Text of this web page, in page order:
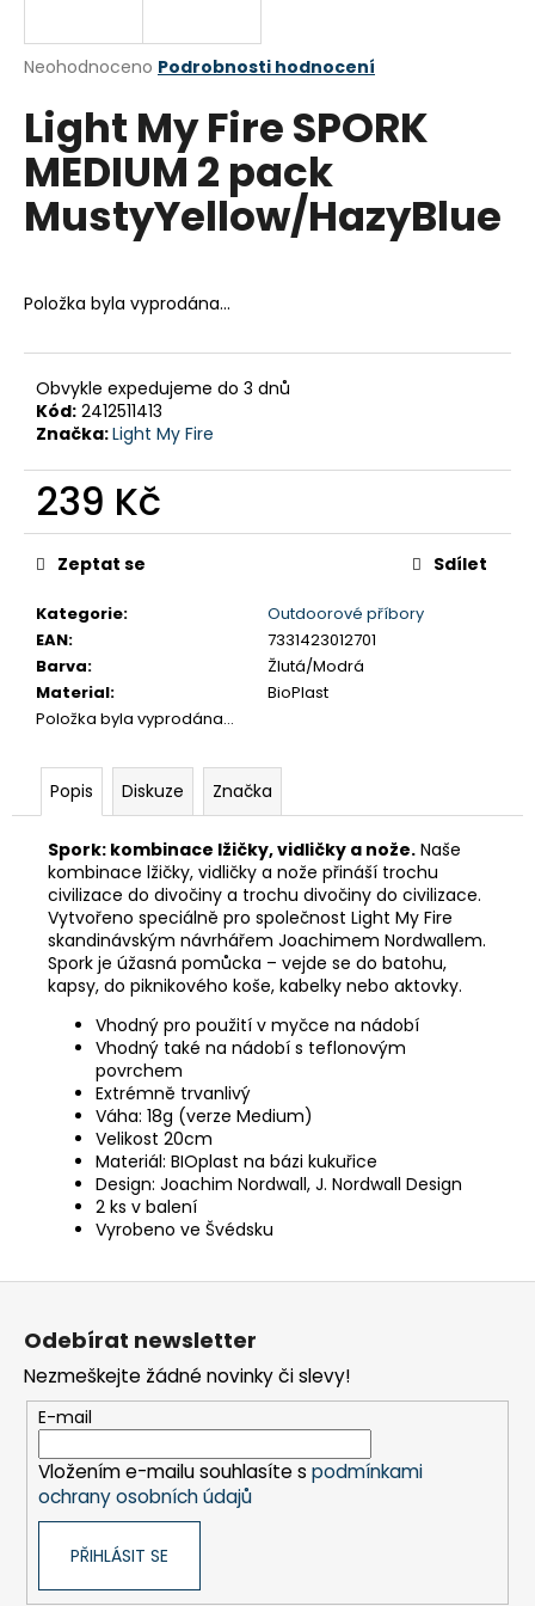
Průměrné
produktu
je
0,0
5
hvězdiček.
Neohodnoceno Podrobnosti hodnocení
Light My Fire SPORK
MEDIUM 2 pack
MustyYellow/HazyBlue
Položka byla vyprodána…
Obvykle expedujeme do 3 dnů
Kód: 2412511413
Značka:Light My Fire
239 Kč
Měrná
cena:
Kategorie:
Outdoorové příbory
EAN:
7331423012701
Barva:
Žlutá/Modrá
Material:
BioPlast
Položka byla vyprodána…
Zeptat se Sdílet
Popis Diskuze Značka
Spork: kombinace lžičky, vidličky a nože. Naše
kombinace lžičky, vidličky a nože přináší trochu
civilizace do divočiny a trochu divočiny do civilizace.
Vytvořeno speciálně pro společnost Light My Fire
skandinávským návrhářem Joachimem Nordwallem.
Spork je úžasná pomůcka – vejde se do batohu,
kapsy, do piknikového koše, kabelky nebo aktovky.
Vhodný pro použití v myčce na nádobí
Vhodný také na nádobí s teflonovým
povrchem
Extrémně trvanlivý
Váha: 18g (verze Medium)
Velikost 20cm
Materiál: BIOplast na bázi kukuřice
Design: Joachim Nordwall, J. Nordwall Design
2 ks v balení
Vyrobeno ve Švédsku
j
t
?
D
o
p
u
č
u
e
m
e
TRIMM
RONDO
SHORT
342,50
Kč
Původně:
790
Z
Odebírat newsletter
Nezmeškejte žádné novinky či slevy!
E-mail
Vložením e-mailu souhlasíte s podmínkami
ochrany osobních údajů
PŘIHLÁSIT SE